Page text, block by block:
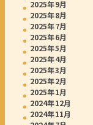
2025年9月
2025年8月
2025年7月
2025年6月
2025年5月
2025年4月
2025年3月
2025年2月
2025年1月
2024年12月
2024年11月